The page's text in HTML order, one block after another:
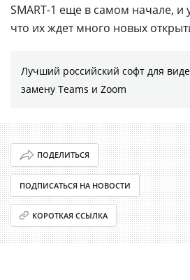
SMART-1 еще в самом начале, и
что их ждет много новых
Лучший российский софт для
замену Teams и Zoom
ПОДЕЛИТЬСЯ
ПОДПИСАТЬСЯ НА НОВОСТИ
КОРОТКАЯ ССЫЛКА